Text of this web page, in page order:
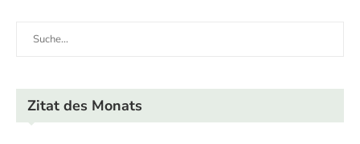
Zitat des Monats